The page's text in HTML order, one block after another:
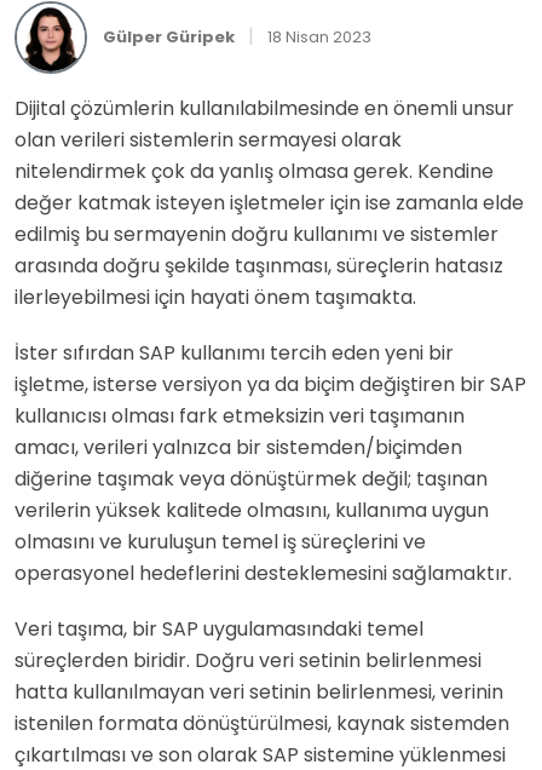
Gülper Güripek | 18 Nisan 2023
Dijital çözümlerin kullanılabilmesinde en önemli unsur
olan verileri sistemlerin sermayesi olarak
nitelendirmek çok da yanlış olmasa gerek. Kendine
değer katmak isteyen işletmeler için ise zamanla elde
edilmiş bu sermayenin doğru kullanımı ve sistemler
arasında doğru şekilde taşınması, süreçlerin hatasız
ilerleyebilmesi için hayati önem taşımakta.
İster sıfırdan SAP kullanımı tercih eden yeni bir
işletme, isterse versiyon ya da biçim değiştiren bir SAP
kullanıcısı olması fark etmeksizin veri taşımanın
amacı, verileri yalnızca bir sistemden/biçimden
diğerine taşımak veya dönüştürmek değil; taşınan
verilerin yüksek kalitede olmasını, kullanıma uygun
olmasını ve kuruluşun temel iş süreçlerini ve
operasyonel hedeflerini desteklemesini sağlamaktır.
Veri taşıma, bir SAP uygulamasındaki temel
süreçlerden biridir. Doğru veri setinin belirlenmesi
hatta kullanılmayan veri setinin belirlenmesi, verinin
istenilen formata dönüştürülmesi, kaynak sistemden
çıkartılması ve son olarak SAP sistemine yüklenmesi